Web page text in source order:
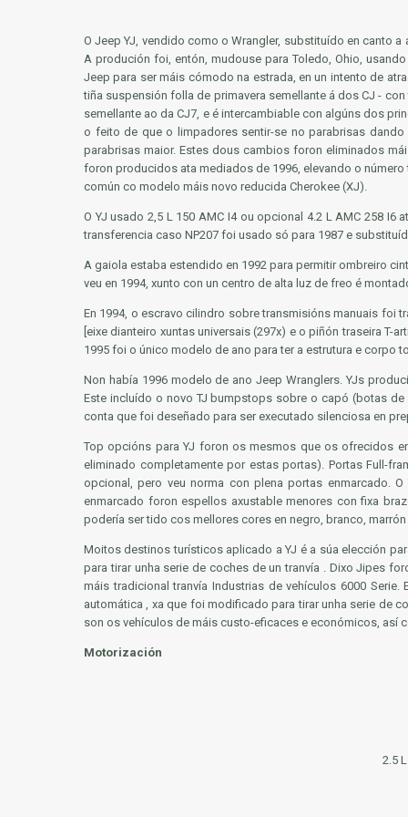
O Jeep YJ, vendido como o Wrangler, substituído en canto
A produción foi, entón, mudouse para Toledo, Ohio,
Jeep para ser máis cómodo na estrada, en un intento de
tiña suspensión folla de primavera semellante á dos CJ -
semellante ao da CJ7, e é intercambiable con algúns dos
o feito de que o limpadores sentir-se no parabrisas
parabrisas maior. Estes dous cambios foron eliminados
foron producidos ata mediados de 1996, elevando o
común co modelo máis novo reducida Cherokee (XJ).
O YJ usado 2,5 L 150 AMC I4 ou opcional 4.2 LAMC 258 I6
transferencia caso NP207 foi usado só para 1987 e
A gaiola estaba estendido en 1992 para permitir ombreiro
veu en 1994, xunto con un centro de alta luz de freo é
En 1994, o escravo cilindro sobre transmisións manuais foi
[eixe dianteiro xuntas universais (297x) e o piñón traseira
1995 foi o único modelo de ano para ter a estrutura e corpo
Non había 1996 modelo de ano Jeep Wranglers. YJs
Este incluído o novo TJ bumpstops sobre o capó (botas
conta que foi deseñado para ser executado silenciosa en
Top opcións para YJ foron os mesmos que os ofrecidos
eliminado completamente por estas portas). Portas Full-
opcional, pero veu norma con plena portas enmarcado.
enmarcado foron espellos axustable menores con fixa
podería ser tido cos mellores cores en negro, branco,
Moitos destinos turísticos aplicado a YJ é a súa elección
para tirar unha serie de coches de un tranvía . Dixo Jipes
máis tradicional tranvía Industrias de vehículos 6000
automática , xa que foi modificado para tirar unha serie de
son os vehículos de máis custo-eficaces e económicos, así
Motorización
2.5